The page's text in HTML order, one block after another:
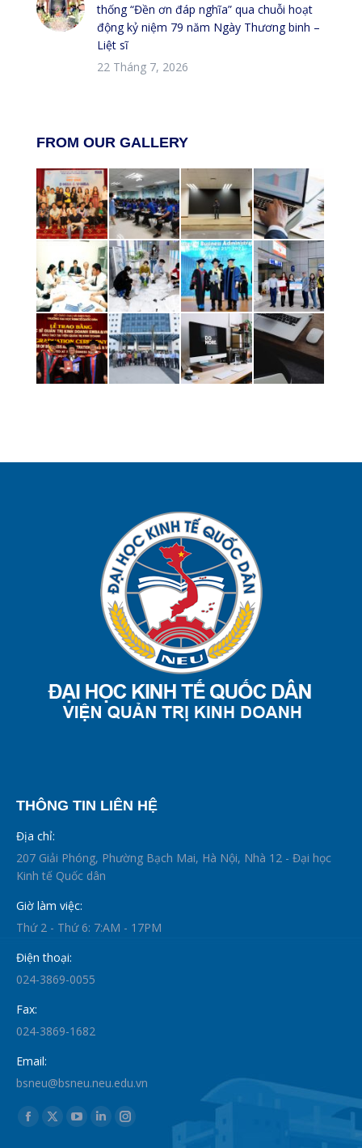
thống “Đền ơn đáp nghĩa” qua chuỗi hoạt
động kỷ niệm 79 năm Ngày Thương binh –
Liệt sĩ
22 Tháng 7, 2026
FROM OUR GALLERY
THÔNG TIN LIÊN HỆ
Địa chỉ:
207 Giải Phóng, Phường Bạch Mai, Hà Nội, Nhà 12 - Đại học
Kinh tế Quốc dân
Giờ làm việc:
Thứ 2 - Thứ 6: 7:AM - 17PM
Điện thoại:
024-3869-0055
Fax:
024-3869-1682
Email:
bsneu@bsneu.neu.edu.vn
Find us on:
Facebook
X
YouTube
LinkedinInstagram